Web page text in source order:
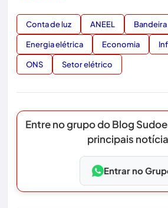
Conta de luz ANEEL
Energia elétrica Economia
ONS Setor elétrico
Entre no grupo do Blog
principais
Entrar no